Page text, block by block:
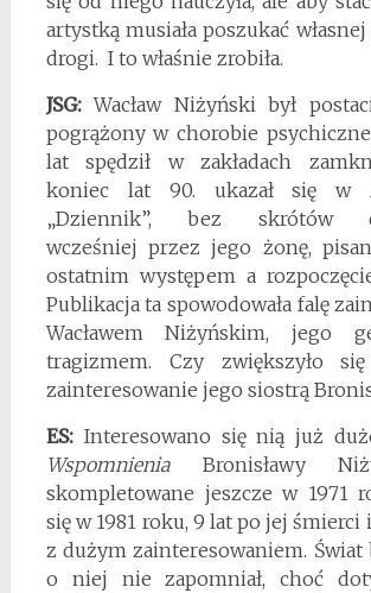
artystką musiała poszukać
drogi. I to właśnie zrobiła.
JSG:Wacław Niżyński był
pogrążony w chorobie
lat spędził w zakładach
koniec lat 90. ukazał się w
„Dziennik”, bez skrótów
wcześniej przez jego żonę,
ostatnim występem a
Publikacja ta spowodowała falę
Wacławem Niżyńskim, jego
tragizmem. Czy zwiększyło
zainteresowanie jego siostrą
ES:Interesowano się nią już
Wspomnienia Bronisławy
skompletowane jeszcze w 1971
się w 1981 roku, 9 lat po jej śmierci
z dużym zainteresowaniem.
o niej nie zapomniał, choć